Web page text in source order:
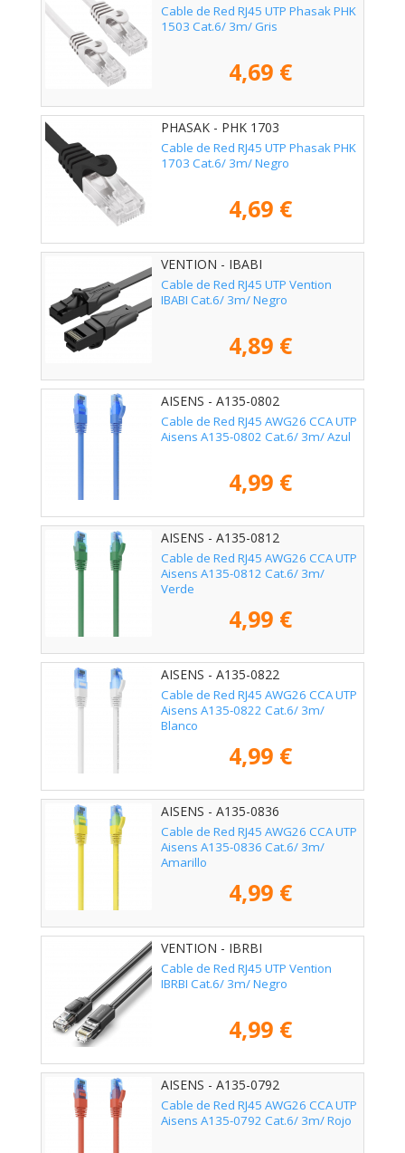
Cable de Red RJ45 UTP Phasak PHK
1503 Cat.6/ 3m/ Gris
4,69 €
PHASAK - PHK 1703
Cable de Red RJ45 UTP Phasak PHK
1703 Cat.6/ 3m/ Negro
4,69 €
VENTION - IBABI
Cable de Red RJ45 UTP Vention
IBABI Cat.6/ 3m/ Negro
4,89 €
AISENS - A135-0802
Cable de Red RJ45 AWG26 CCA UTP
Aisens A135-0802 Cat.6/ 3m/ Azul
4,99 €
AISENS - A135-0812
Cable de Red RJ45 AWG26 CCA UTP
Aisens A135-0812 Cat.6/ 3m/
Verde
4,99 €
AISENS - A135-0822
Cable de Red RJ45 AWG26 CCA UTP
Aisens A135-0822 Cat.6/ 3m/
Blanco
4,99 €
AISENS - A135-0836
Cable de Red RJ45 AWG26 CCA UTP
Aisens A135-0836 Cat.6/ 3m/
Amarillo
4,99 €
VENTION - IBRBI
Cable de Red RJ45 UTP Vention
IBRBI Cat.6/ 3m/ Negro
4,99 €
AISENS - A135-0792
Cable de Red RJ45 AWG26 CCA UTP
Aisens A135-0792 Cat.6/ 3m/ Rojo